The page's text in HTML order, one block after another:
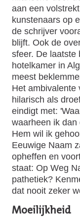
aan een
kunstenaars op
de schrijver
blijft. Ook de
sfeer. De laatste
hotelkamer in
meest
Het ambivalente
hilarisch als
eindigt met:
waarheen ik
Hem wil ik
Eeuwige Naam
opheffen en
staat: Op Weg
pathetiek?
dat nooit zeker
Moeilijkheid